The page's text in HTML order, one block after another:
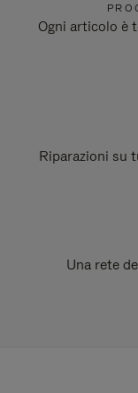
Ogni articolo è
Riparazioni su
Una rete